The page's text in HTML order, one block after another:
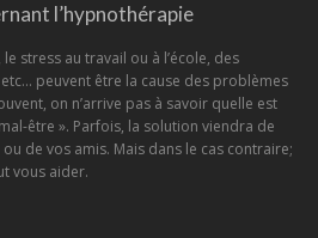
l’hypnothérapie
stress au travail ou à l’école, des
peuvent être la cause des problèmes
on n’arrive pas à savoir quelle est
être ». Parfois, la solution viendra de
de vos amis. Mais dans le cas contraire;
vous aider.